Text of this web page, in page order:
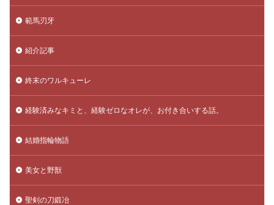
範馬刃牙
紹介記事
終末のワルキューレ
経験済みなキミと、経験ゼロなオレが、お付き合いする話。
結婚指輪物語
美女と野獣
聖剣の刀鍛冶